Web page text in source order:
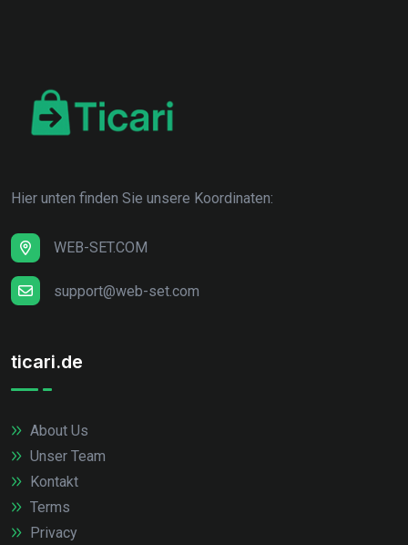
Hier unten finden Sie unsere Koordinaten:
WEB-SET.COM
support@web-set.com
ticari.de
About Us
Unser Team
Kontakt
Terms
Privacy